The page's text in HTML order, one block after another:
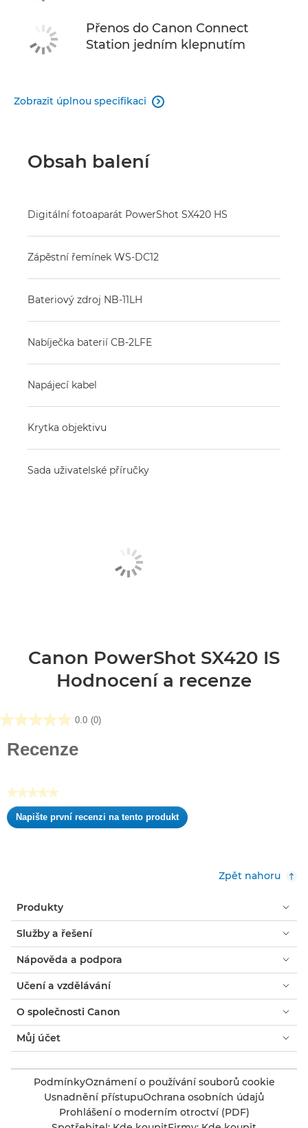
Přenos do Canon Connect
Station jedním klepnutím
Zobrazit úplnou specifikaci 
Obsah balení
Digitální fotoaparát PowerShot SX420 HS
Zápěstní řemínek WS-DC12
Bateriový zdroj NB-11LH
Nabíječka baterií CB-2LFE
Napájecí kabel
Krytka objektivu
Sada uživatelské příručky
Canon PowerShot SX420 IS
Hodnocení a recenze
0.0 (0)
0.0
Recenze
★★★★★
Žádná
hodnota
Napište první recenzi na tento produkt
.
Zpět nahoru
Produkty
Služby a řešení
Nápověda a podpora
Učení a vzdělávání
O společnosti Canon
Můj účet
PodmínkyOznámení o používání souborů cookie
Usnadnění přístupuOchrana osobních údajů
Prohlášení o moderním otroctví (PDF)